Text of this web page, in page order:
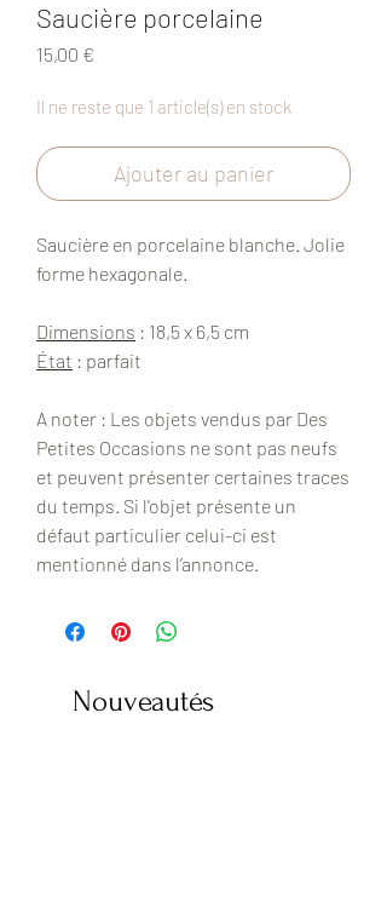
Saucière porcelaine
15,00 €
Il ne reste que 1 article(s) en stock
Ajouter au panier
Saucière en porcelaine blanche. Jolie
forme hexagonale.
Dimensions : 18,5 x 6,5 cm
État : parfait
A noter : Les objets vendus par Des
Petites Occasions ne sont pas neufs
et peuvent présenter certaines traces
du temps. Si l'objet présente un
défaut particulier celui-ci est
mentionné dans l’annonce.
Nouveautés